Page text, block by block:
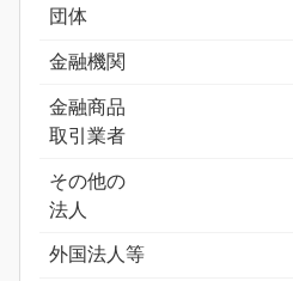
団体
金融機関
金融商品
取引業者
その他の
法人
外国法人等